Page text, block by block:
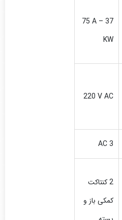
75 A – 37
KW
220 V AC
AC 3
2 کنتاکت
کمکی باز و